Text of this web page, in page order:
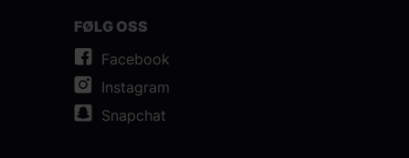
FØLG OSS
Facebook
Instagram
Snapchat